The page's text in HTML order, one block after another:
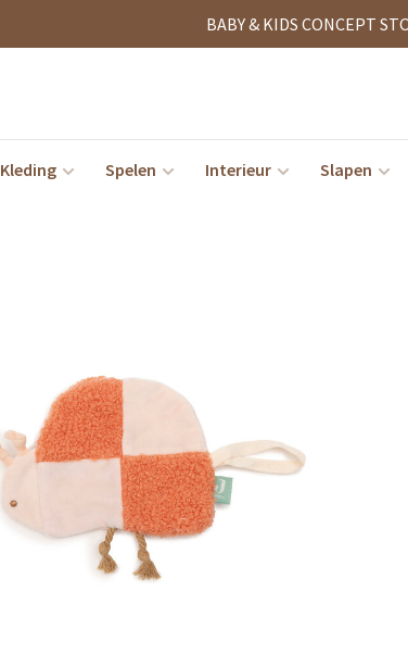
BABY & KIDS CONCEPT
Kleding Spelen Interieur Slapen